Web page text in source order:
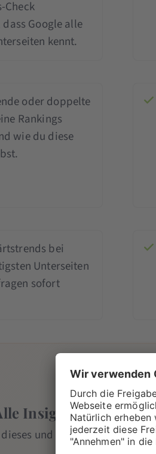
Check
Google alle
kennt.
oder doppelte
Rankings
wie du diese
bei
Unterseiten
sofort
Insights mit einer
und alle weiteren